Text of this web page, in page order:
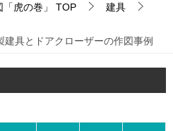
虎の巻」 TOP
建具
建具とドアクローザーの作図事例